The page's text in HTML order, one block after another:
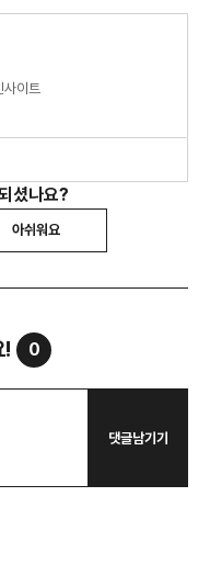
사이트
셨나요?
아쉬워요
! 0
댓글남기기